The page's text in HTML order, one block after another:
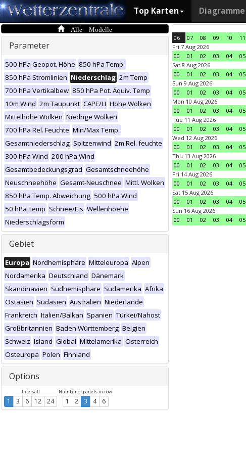
Top Karten Diagramme
Alle Modelle
Parameter
500 hPa Geopot. Höhe 850 hPa Temp.
850 hPa Stromlinien Niederschlag 2m Temp
700 hPa Vertikalbew 850 hPa Pot. Äquiv. Temp
10m Wind 2m Taupunkt CAPE/LI Hohe Wolken
Mittelhohe Wolken Niedrige Wolken
700 hPa Rel. Feuchte Min/Max Temp.
Gesamtniederschlag Spitzenwind 2m Rel. feuchte
300 hPa Wind 200 hPa Wind
Gesamtbedeckungsgrad Gesamtschneehöhe
Neuschneehöhe Gesamt-Neuschnee Mittl. Wolken
850 hPa Temp. Abweichung 500 hPa Wind
50 hPa Temp Schnee/Eis Wellenhoehe
Niederschlagsform
Gebiet
Europa Nordhemisphäre Mitteleuropa Alpen
Nordamerika Deutschland Dänemark
Skandinavien Südhemisphäre Südamerika Afrika
Ostasien Südasien Australien Niederlande
Frankreich Italien/Balkan Spanien Türkei/Nahost
Großbritannien Baden Württemberg Belgien
Schweiz Island Global Mittelamerika Österreich
Osteuropa Polen Finnland
Options
Intervall
1 3 6 12 24
Number of panels in row
1 2 3 4 6
06 07 08 09 10 11
Fri 7 Aug 2026
00
01 02 03 04 05
Sat 8 Aug 2026
00
01 02 03 04 05
Sun 9 Aug 2026
00
01 02 03 04 05
Mon 10 Aug 2026
00
01 02 03 04 05
Tue 11 Aug 2026
00
01 02 03 04 05
Wed 12 Aug 2026
00
01 02 03 04 05
Thu 13 Aug 2026
00
01 02 03 04 05
Fri 14 Aug 2026
00
01 02 03 04 05
Sat 15 Aug 2026
00
01 02 03 04 05
Sun 16 Aug 2026
00
01 02 03 04 05